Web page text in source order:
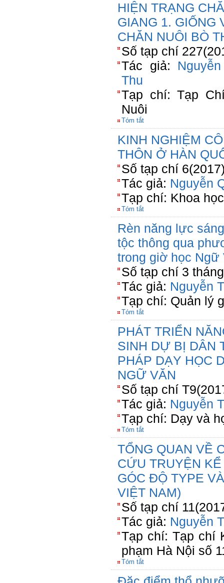
HIỆN TRẠNG
GIANG 1. GIỐNG
CHĂN NUÔI BÒ
Số tạp chí
Tác giả:
Thu
Tạp chí: Tạp
Nuôi
Tóm tắt
KINH NGHIỆM
THÔN Ở HÀN
Số tạp chí
Tác giả: Nguyễn
Tạp chí: Khoa
Tóm tắt
Rèn năng lực
tộc thông qua
trong giờ học Ngữ
Số tạp chí 3
Tác giả: Nguyễn
Tạp chí: Quản lý
Tóm tắt
PHÁT TRIỂN
SINH DỰ BỊ DÂN
PHÁP DẠY HỌC
NGỮ VĂN
Số tạp chí
Tác giả: Nguyễn
Tạp chí: Dạy và
Tóm tắt
TỔNG QUAN VỀ
CỨU TRUYỆN
GÓC ĐỘ TYPE
VIỆT NAM)
Số tạp chí
Tác giả: Nguyễn
Tạp chí: Tạp chí
phạm Hà Nội số
Tóm tắt